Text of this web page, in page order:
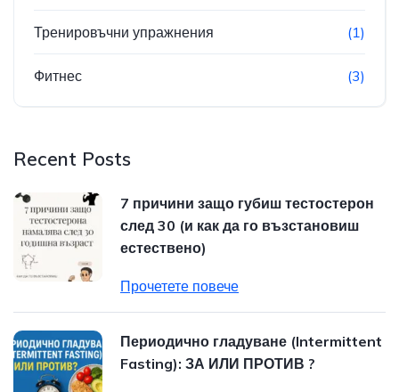
Тренировъчни упражнения (1)
Фитнес (3)
Recent Posts
7 причини защо губиш тестостерон
след 30 (и как да го възстановиш
естествено)
Прочетете повече
Периодично гладуване (Intermittent
Fasting): ЗА ИЛИ ПРОТИВ ?